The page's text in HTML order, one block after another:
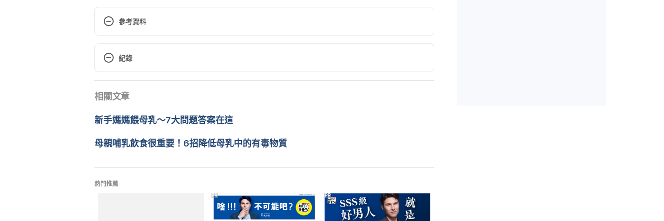
參考資料
Low milk supply or lack of self confidence?.
http://mypositiveparenting.org/2014/01/14/low-milk-supply-or-lack-of-self-confidence/
Accessed April 9, 2017
紀錄
2024/07/16
文：
周士閔
醫學審稿： 賴建翰醫師
由 張凱安 Kyle Chang 更新
相關文章
新手媽媽餵母乳～7大問題答案在這
母親哺乳飲食很重要！6招降低母乳中的有毒物質
熱門推薦
PR PR